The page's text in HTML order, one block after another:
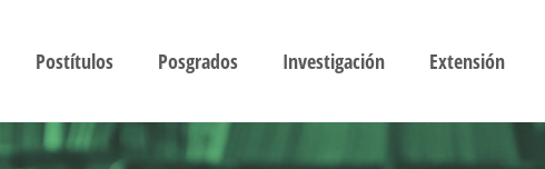
Postítulos Posgrados Investigación Extensión